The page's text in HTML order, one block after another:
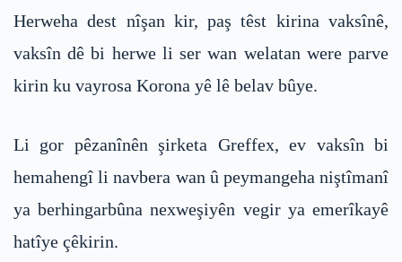
Herweha dest nîşan kir, paş têst kirina vaksînê,
vaksîn dê bi herwe li ser wan welatan were parve
kirin ku vayrosa Korona yê lê belav bûye.
Li gor pêzanînên şirketa Greffex, ev vaksîn bi
hemahengî li navbera wan û peymangeha niştîmanî
ya berhingarbûna nexweşiyên vegir ya emerîkayê
hatîye çêkirin.